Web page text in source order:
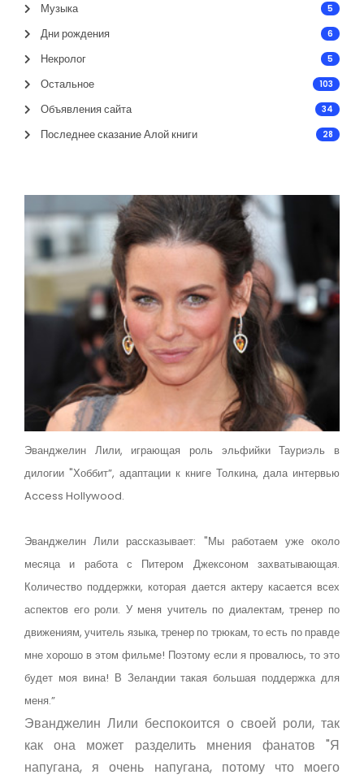
Музыка 5
Дни рождения 6
Некролог 5
Остальное 103
Объявления сайта 34
Последнее сказание Алой книги 28
Эванджелин Лили, играющая роль эльфийки Тауриэль в
дилогии "Хоббит”, адаптации к книге Толкина, дала интервью
Access Hollywood.
Эванджелин Лили рассказывает: "Мы работаем уже около
месяца и работа с Питером Джексоном захватывающая.
Количество поддержки, которая дается актеру касается всех
аспектов его роли. У меня учитель по диалектам, тренер по
движениям, учитель языка, тренер по трюкам, то есть по правде
мне хорошо в этом фильме! Поэтому если я провалюсь, то это
будет моя вина! В Зеландии такая большая поддержка для
меня.”
Эванджелин Лили беспокоится о своей роли, так
как она может разделить мнения фанатов "Я
напугана, я очень напугана, потому что моего